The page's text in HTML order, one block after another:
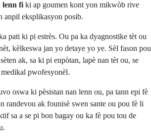
lenn fi ki ap goumen kont yon mikwòb rive
anpil eksplikasyon posib.
pati ki pi estrès. Ou pa ka dyagnostike tèt ou
kèlkeswa jan yo detaye yo ye. Sèl fason pou
ak, sa ki pi enpòtan, lapè nan tèt ou, se
pwofesyonèl.
oswa ki pèsistan nan lenn ou, pa tann epi fè
randevou ak founisè swen sante ou pou fè li
sa a se pi bon bagay ou ka fè pou tou de